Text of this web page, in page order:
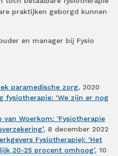
praktijken geborgd kunnen
en manager bij Fysio
paramedische zorg, 2020
fysiotherapie: ‘We zijn er nog
Woerkom: ‘Fysiotherapie
, 8 december 2022
Fysiotherapie): ‘Het
20-25 procent omhoog’, 10